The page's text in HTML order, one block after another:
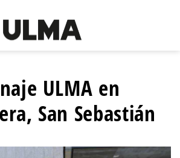
ULMA en
San Sebastián